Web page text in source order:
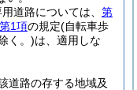
道路については、 第
1項の規定(自転車歩
く。)は、適用しな
道路の存する地域及